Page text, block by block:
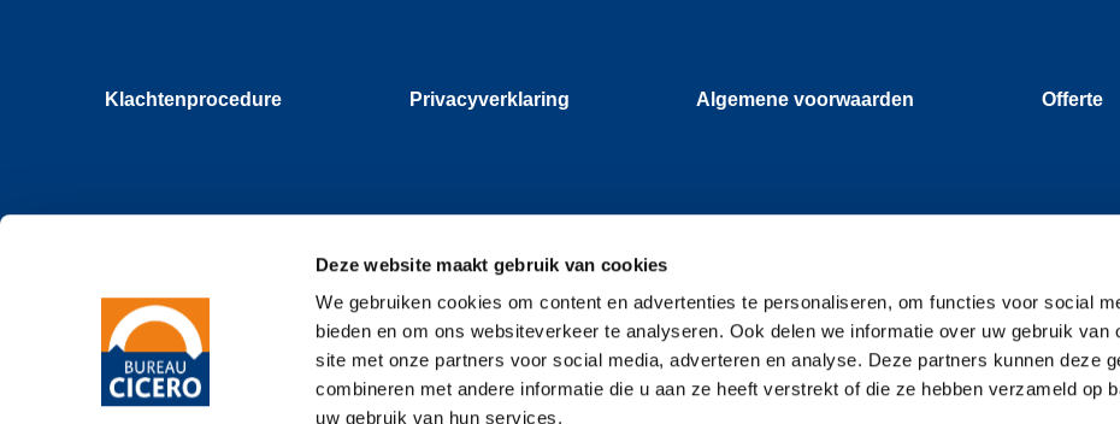
Deze website maakt gebruik van cookies
We gebruiken cookies om content en advertenties te personaliseren, om functies voor social
bieden en om ons websiteverkeer te analyseren. Ook delen we informatie over uw gebruik van
site met onze partners voor social media, adverteren en analyse. Deze partners kunnen deze
combineren met andere informatie die u aan ze heeft verstrekt of die ze hebben verzameld op
uw gebruik van hun services.
Klachtenprocedure Privacyverklaring Algemene voorwaarden Offerte